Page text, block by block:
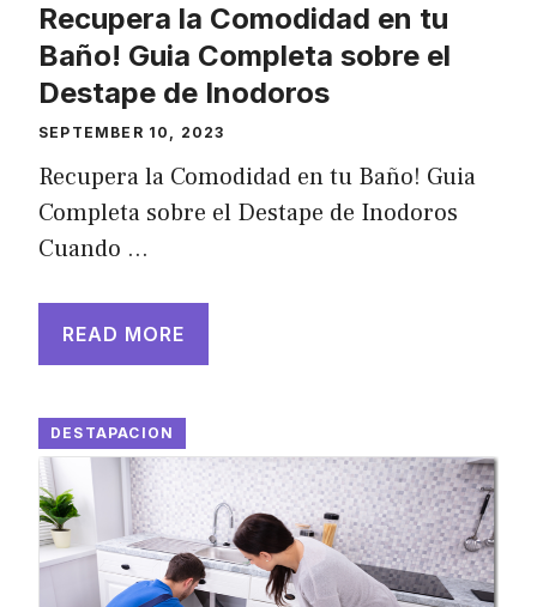
Recupera la Comodidad en tu
Baño! Guia Completa sobre el
Destape de Inodoros
SEPTEMBER 10, 2023
Recupera la Comodidad en tu Baño! Guia
Completa sobre el Destape de Inodoros
Cuando …
READ MORE
DESTAPACION